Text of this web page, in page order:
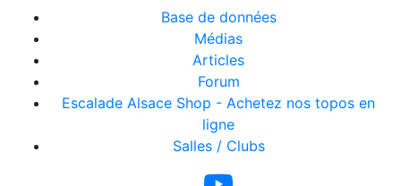
Base de données
Médias
Articles
Forum
Escalade Alsace Shop - Achetez nos topos en
ligne
Salles / Clubs